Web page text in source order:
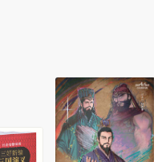
에 관한 이야기를 한꺼번에
당연의》, 《잔당오대사연
스를 쓴 호메로스